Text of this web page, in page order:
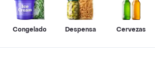
Congelados Despensa Cervezas